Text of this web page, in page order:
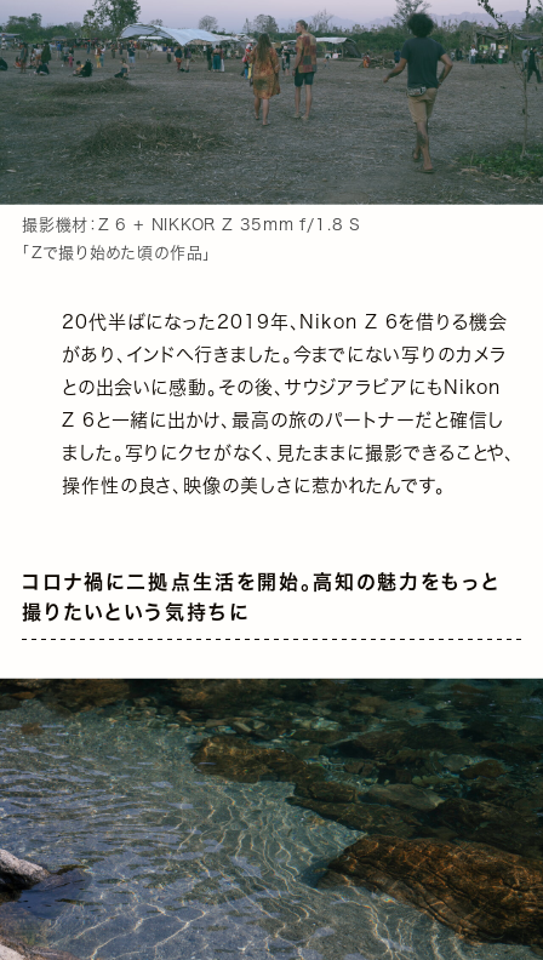
撮影機材：Z 6 + NIKKOR Z 35mm f/1.8 S
「Zで撮り始めた頃の作品」
20代半ばになった2019年、Nikon Z 6を借りる機会
があり、インドへ行きました。今までにない写りのカメラ
との出会いに感動。その後、サウジアラビアにもNikon
Z 6と一緒に出かけ、最高の旅のパートナーだと確信し
ました。写りにクセがなく、見たままに撮影できることや、
操作性の良さ、映像の美しさに惹かれたんです。
コロナ禍に二拠点生活を開始。高知の魅力をもっと
撮りたいという気持ちに